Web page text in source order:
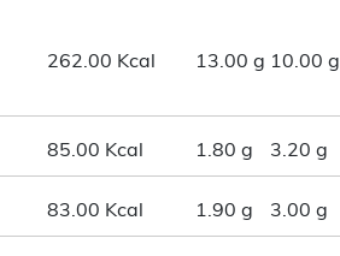
262.00 Kcal 13.00 g 10.00 g
85.00 Kcal 1.80 g 3.20 g
83.00 Kcal 1.90 g 3.00 g